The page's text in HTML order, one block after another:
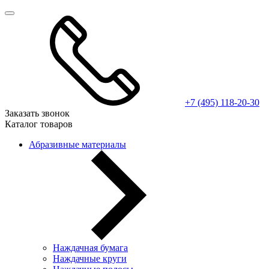
+7 (495) 118-20-30
Заказать звонок
Каталог товаров
Абразивные материалы
Наждачная бумага
Наждачные круги